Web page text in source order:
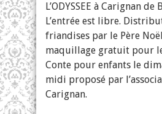
L’ODYSSEE à Carignan de
L’entrée est libre.
friandises par le Père
maquillage gratuit pour
Conte pour enfants le
midi proposé par
Carignan.